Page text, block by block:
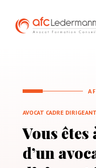
AVOCAT CADRE
Vous
d’un